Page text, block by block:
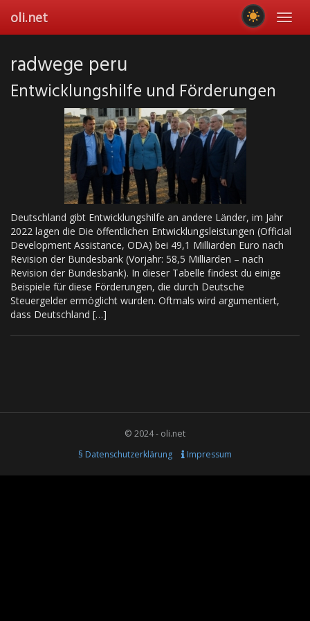
main
oli.net
radwege peru
Entwicklungshilfe und Förderungen
Deutschland gibt Entwicklungshilfe an andere Länder, im Jahr
2022 lagen die Die öffentlichen Entwicklungsleistungen (Official
Development Assistance, ODA) bei 49,1 Milliarden Euro nach
Revision der Bundesbank (Vorjahr: 58,5 Milliarden – nach
Revision der Bundesbank). In dieser Tabelle findest du einige
Beispiele für diese Förderungen, die durch Deutsche
Steuergelder ermöglicht wurden. Oftmals wird argumentiert,
dass Deutschland […]
© 2024 - oli.net
§ Datenschutzerklärung
Impressum